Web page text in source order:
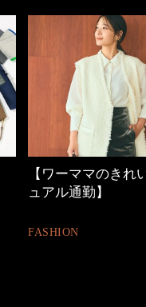
優木まおみさん「
割。」
LIFESTYLE